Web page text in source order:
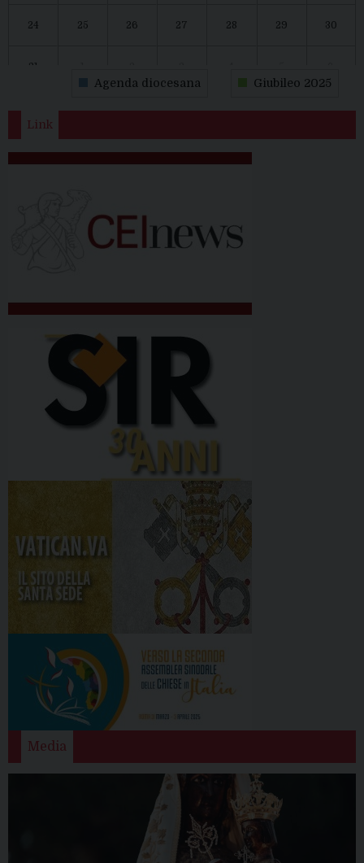
24 25 26 27 28 29 30
31
Agenda diocesana Giubileo 2025
Link
Media